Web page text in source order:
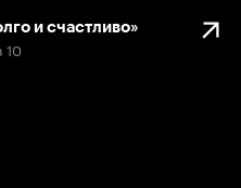
и счастливо»
10